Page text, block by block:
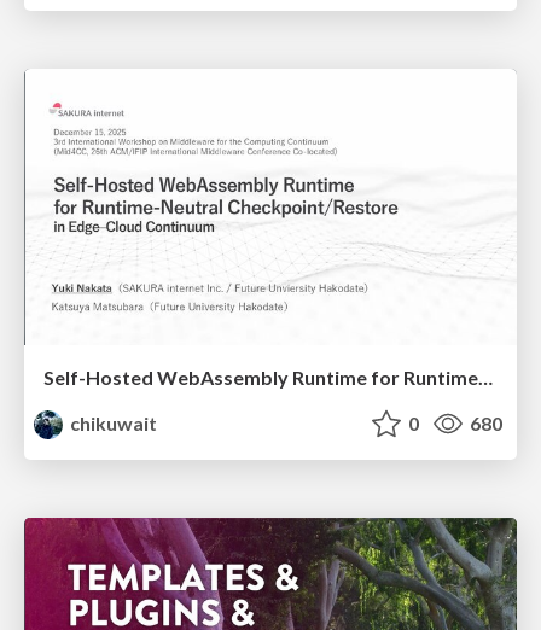
Self-Hosted WebAssembly Runtime for Runtime-Neutral Checkpoint/Restore in Edge–Cloud Continuum
chikuwait
0 680